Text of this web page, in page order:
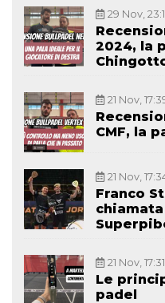
29 Nov,
2024, la
21 Nov,
CMF, la
21 Nov,
Franco
21 Nov, 17:31
Le
padel